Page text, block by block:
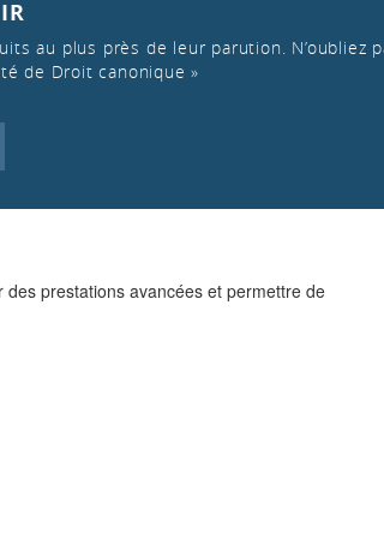
des prestations avancées et permettre de
au plus près de leur parution. N’oubliez
de Droit canonique »